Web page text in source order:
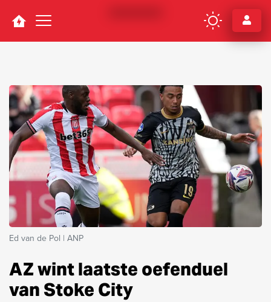
Navigation
Ed van de Pol | ANP
AZ wint laatste oefenduel
van Stoke City